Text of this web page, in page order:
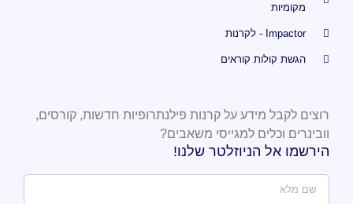
מקומיות
Impactor - לקרנות
הגשת קולות קוראים
רוצים לקבל מידע על קרנות פילנתרופיות חדשות, קורסים,
וובינרים וכלים למגייסי משאבים?
הירשמו אל הניוזלטר שלנו!